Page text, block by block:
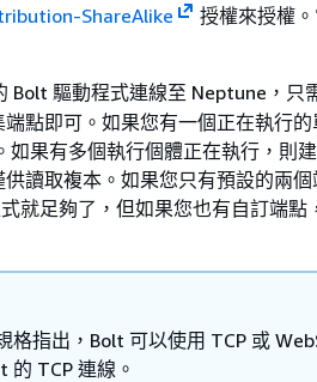
ShareAlike
授權來授權
Bolt 驅動程式連線至 Neptune，只
點即可。如果您有一個正在執行
果有多個執行個體正在執行，則
讀取複本。如果您只有預設的兩
就足夠了，但如果您也有自訂端
格指出，Bolt 可以使用 TCP 或
的 TCP 連線。